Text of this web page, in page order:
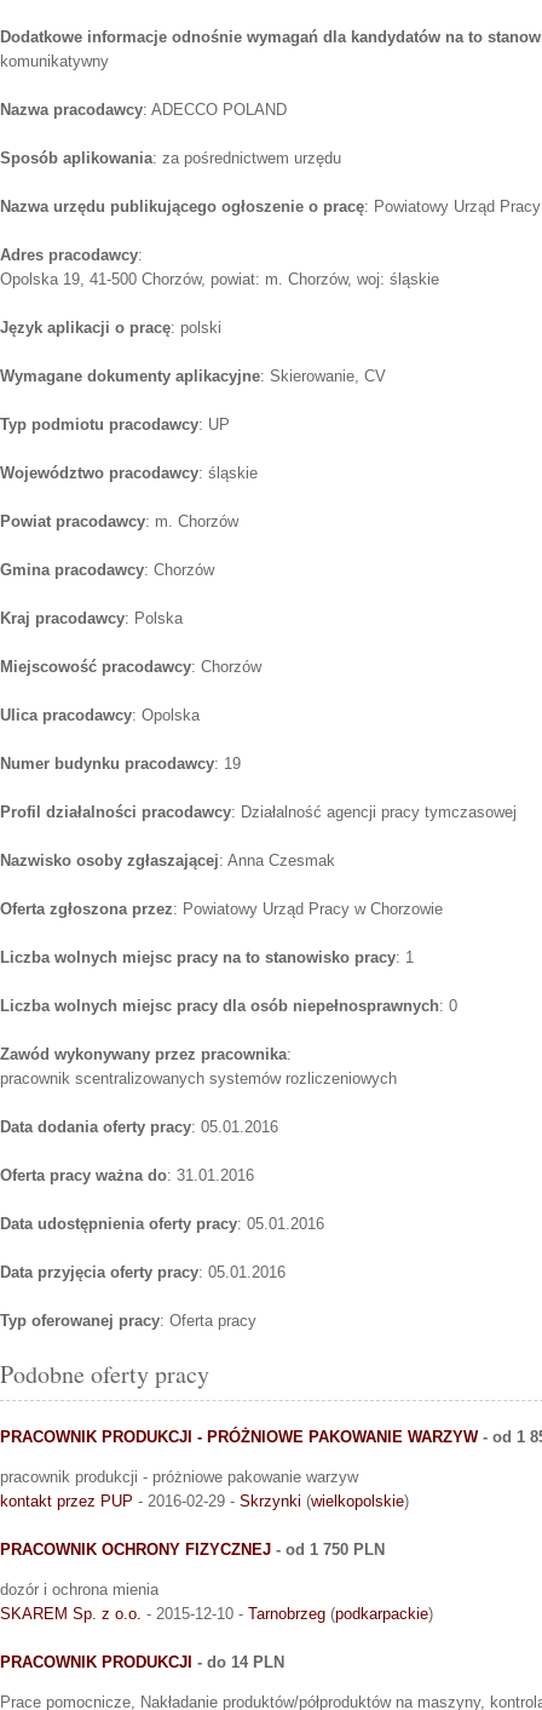
Dodatkowe informacje odnośnie wymagań dla kandydatów na to
komunikatywny
Nazwa pracodawcy: ADECCO POLAND
Sposób aplikowania: za pośrednictwem urzędu
Nazwa urzędu publikującego ogłoszenie o pracę: Powiatowy Urząd
Adres pracodawcy:
Opolska 19, 41-500 Chorzów, powiat: m. Chorzów, woj: śląskie
Język aplikacji o pracę: polski
Wymagane dokumenty aplikacyjne: Skierowanie, CV
Typ podmiotu pracodawcy: UP
Województwo pracodawcy: śląskie
Powiat pracodawcy: m. Chorzów
Gmina pracodawcy: Chorzów
Kraj pracodawcy: Polska
Miejscowość pracodawcy: Chorzów
Ulica pracodawcy: Opolska
Numer budynku pracodawcy: 19
Profil działalności pracodawcy: Działalność agencji pracy tymczasowej
Nazwisko osoby zgłaszającej: Anna Czesmak
Oferta zgłoszona przez: Powiatowy Urząd Pracy w Chorzowie
Liczba wolnych miejsc pracy na to stanowisko pracy: 1
Liczba wolnych miejsc pracy dla osób niepełnosprawnych: 0
Zawód wykonywany przez pracownika:
pracownik scentralizowanych systemów rozliczeniowych
Data dodania oferty pracy: 05.01.2016
Oferta pracy ważna do: 31.01.2016
Data udostępnienia oferty pracy: 05.01.2016
Data przyjęcia oferty pracy: 05.01.2016
Typ oferowanej pracy: Oferta pracy
Podobne oferty pracy
PRACOWNIK PRODUKCJI - PRÓŻNIOWE PAKOWANIE WARZYW- od 1
pracownik produkcji - próżniowe pakowanie warzyw
kontakt przez PUP - 2016-02-29 - Skrzynki (wielkopolskie)
PRACOWNIK OCHRONY FIZYCZNEJ - od 1 750 PLN
dozór i ochrona mienia
SKAREM Sp. z o.o. - 2015-12-10 - Tarnobrzeg (podkarpackie)
PRACOWNIK PRODUKCJI - do 14 PLN
Prace pomocnicze, Nakładanie produktów/półproduktów na maszyny,